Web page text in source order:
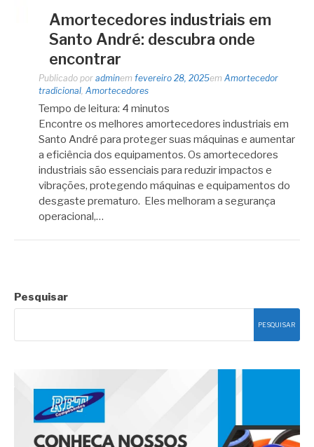
Amortecedores industriais em
Santo André: descubra onde
encontrar
Publicado por adminem fevereiro 28, 2025em Amortecedor
tradicional Amortecedores
Tempo de leitura: 4 minutos
Encontre os melhores amortecedores industriais em
Santo André para proteger suas máquinas e aumentar
a eficiência dos equipamentos. Os amortecedores
industriais são essenciais para reduzir impactos e
vibrações, protegendo máquinas e equipamentos do
desgaste prematuro. Eles melhoram a segurança
operacional,…
Pesquisar
PESQUISAR